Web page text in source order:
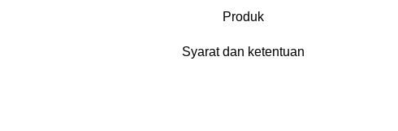
Produk
Syarat dan ketentuan